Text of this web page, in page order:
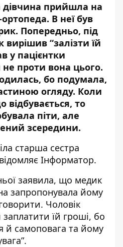
дівчина прийшла на
В неї був
Попередньо, під
вирішив “залізти їй
у пацієнтки
не проти вона цього.
бо подумала,
огляду. Коли
відбувається, то
піти, але
зсередини.
старша сестра
Інформатор.
заявила, що медик
запропонувала йому
Чоловік
їй гроші, бо
й самоповага та йому